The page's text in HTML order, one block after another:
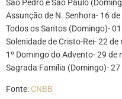
São Pedro e São Paulo
Assunção de N. Senhora- 16
Todos os Santos (Domingo)-
Solenidade de Cristo-Rei- 22 de
1º Domingo do Advento- 29 de
Sagrada Família (Domingo)-
Fonte: CNBB